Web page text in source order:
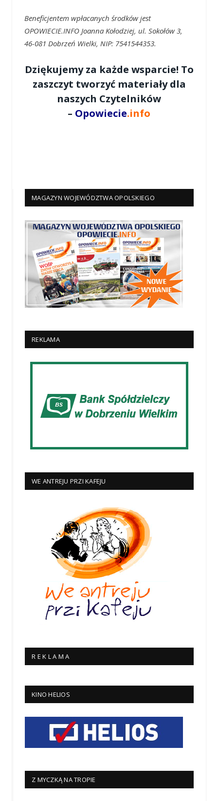
Beneficjentem wpłacanych środków jest
OPOWIECIE.INFO Joanna Kołodziej, ul. Sokołów 3,
46-081 Dobrzeń Wielki, NIP: 7541544353.
Dziękujemy za każde wsparcie! To
zaszczyt tworzyć materiały dla
naszych Czytelników
– Opowiecie.info
MAGAZYN WOJEWÓDZTWA OPOLSKIEGO
REKLAMA
WE ANTREJU PRZI KAFEJU
R E K L A M A
KINO HELIOS
Z MYCZKĄ NA TROPIE